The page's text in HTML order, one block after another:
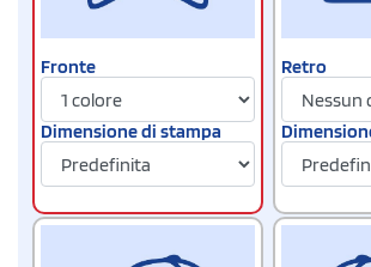
Fronte
Dimensione di stampa
Retro